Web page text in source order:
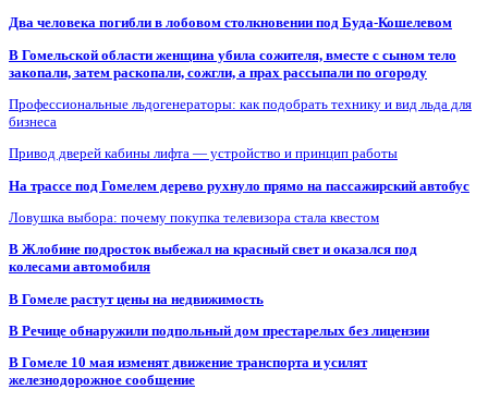
Два человека погибли в лобовом столкновении под Буда-Кошелевом
В Гомельской области женщина убила сожителя, вместе с сыном тело
закопали, затем раскопали, сожгли, а прах рассыпали по огороду
Профессиональные льдогенераторы: как подобрать технику и вид льда для
бизнеса
Привод дверей кабины лифта — устройство и принцип работы
На трассе под Гомелем дерево рухнуло прямо на пассажирский автобус
Ловушка выбора: почему покупка телевизора стала квестом
В Жлобине подросток выбежал на красный свет и оказался под
колесами автомобиля
В Гомеле растут цены на недвижимость
В Речице обнаружили подпольный дом престарелых без лицензии
В Гомеле 10 мая изменят движение транспорта и усилят
железнодорожное сообщение